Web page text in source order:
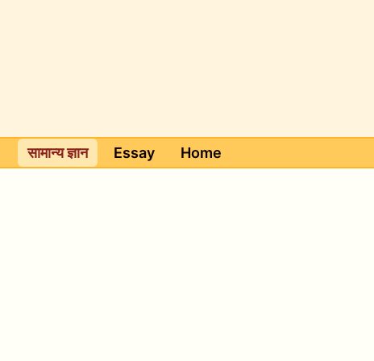
सामान्य ज्ञान Essay Home